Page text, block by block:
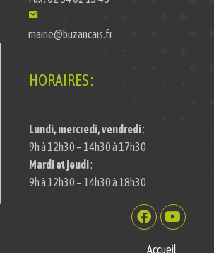
mairie@buzancais.fr
HORAIRES :
Lundi, mercredi, vendredi:
9h à 12h30 – 14h30 à 17h30
Mardi et jeudi:
9h à 12h30 – 14h30 à 18h30
Accueil